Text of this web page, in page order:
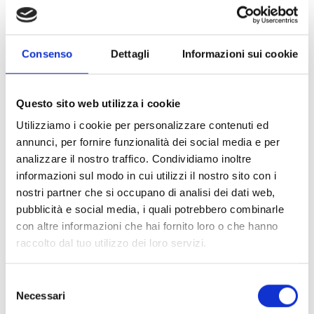
Consenso Dettagli Informazioni sui cookie
Questo sito web utilizza i cookie
Utilizziamo i cookie per personalizzare contenuti ed
annunci, per fornire funzionalità dei social media e per
analizzare il nostro traffico. Condividiamo inoltre
informazioni sul modo in cui utilizzi il nostro sito con i
nostri partner che si occupano di analisi dei dati web,
pubblicità e social media, i quali potrebbero combinarle
con altre informazioni che hai fornito loro o che hanno
raccolto dal tuo utilizzo dei loro servizi.
delNecessari
vers les pages web de l'Inim
Le client qui achète les produits directement auprès
90 jours suivant la livraison de celle-ci.
Le Client qui achète des produits directement auprès
d’INIM est autorisé à utiliser, sur des sites web
directement rattachés au Client, des liens vers des
pages web appartenant à INIM, à compter de la date de
confirmation officielle de la commande et pendant les
90 jours suivant la livraison de ladite commande.
Le Client peut utiliser le logo « INIM » exclusivement à
des fins commerciales et de marketing, dans le but de